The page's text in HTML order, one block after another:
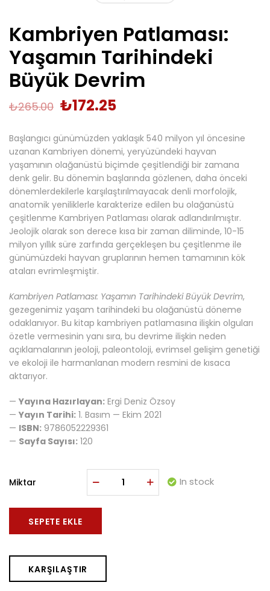
Kambriyen Patlaması:
Yaşamın Tarihindeki
Büyük Devrim
₺265.00 ₺172.25
Başlangıcı günümüzden yaklaşık 540 milyon yıl öncesine
uzanan Kambriyen dönemi, yeryüzündeki hayvan
yaşamının olağanüstü biçimde çeşitlendiği bir zamana
denk gelir. Bu dönemin başlarında gözlenen, daha önceki
dönemlerdekilerle karşılaştırılmayacak denli morfolojik,
anatomik yeniliklerle karakterize edilen bu olağanüstü
çeşitlenme Kambriyen Patlaması olarak adlandırılmıştır.
Jeolojik olarak son derece kısa bir zaman diliminde, 10-15
milyon yıllık süre zarfında gerçekleşen bu çeşitlenme ile
günümüzdeki hayvan gruplarının hemen tamamının kök
ataları evrimleşmiştir.
Kambriyen Patlaması: Yaşamın Tarihindeki Büyük Devrim,
gezegenimiz yaşam tarihindeki bu olağanüstü döneme
odaklanıyor. Bu kitap kambriyen patlamasına ilişkin olguları
özetle vermesinin yanı sıra, bu devrime ilişkin neden
açıklamalarının jeoloji, paleontoloji, evrimsel gelişim genetiği
ve ekoloji ile harmanlanan modern resmini de kısaca
aktarıyor.
— Yayına Hazırlayan: Ergi Deniz Özsoy
— Yayın Tarihi: 1. Basım — Ekim 2021
— ISBN: 9786052229361
— Sayfa Sayısı: 120
Miktar In stock
SEPETE EKLE
KARŞILAŞTIR